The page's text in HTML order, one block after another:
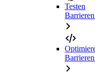
Testen